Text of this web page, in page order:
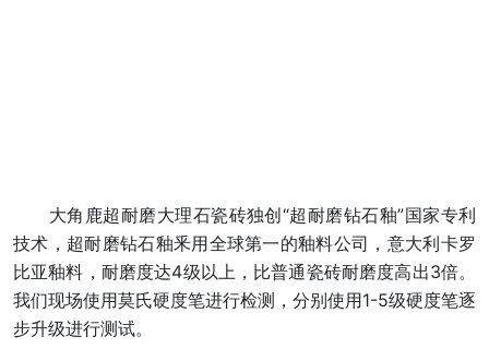
大角鹿超耐磨大理石瓷砖独创“超耐磨钻石釉”国家专利
技术，超耐磨钻石釉釆用全球第一的釉料公司，意大利卡罗
比亚釉料，耐磨度达4级以上，比普通瓷砖耐磨度高出3倍。
我们现场使用莫氏硬度笔进行检测，分别使用1-5级硬度笔逐
步升级进行测试。